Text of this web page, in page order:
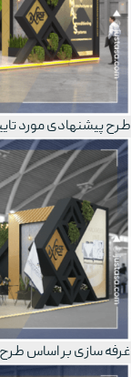
طرح پیشنهادی مورد
غرفه سازی بر اساس